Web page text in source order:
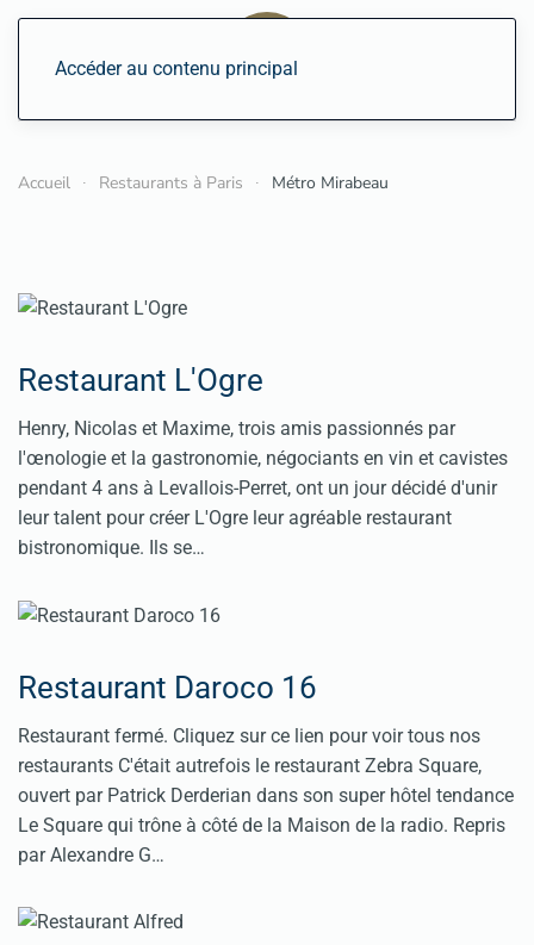
Accéder au contenu principal
Accueil Restaurants à Paris Métro Mirabeau
Restaurant L'Ogre
Henry, Nicolas et Maxime, trois amis passionnés par
l'œnologie et la gastronomie, négociants en vin et cavistes
pendant 4 ans à Levallois-Perret, ont un jour décidé d'unir
leur talent pour créer L'Ogre leur agréable restaurant
bistronomique. Ils se…
Restaurant Daroco 16
Restaurant fermé. Cliquez sur ce lien pour voir tous nos
restaurants C'était autrefois le restaurant Zebra Square,
ouvert par Patrick Derderian dans son super hôtel tendance
Le Square qui trône à côté de la Maison de la radio. Repris
par Alexandre G…